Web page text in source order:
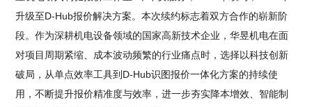
升级至D-Hub报价解决方案。本次续约标志着双方合作的崭新阶
段。作为深耕机电设备领域的国家高新技术企业，华昱机电在面
对项目周期紧缩、成本波动频繁的行业痛点时，选择以科技创新
破局，从单点效率工具到D-Hub识图报价一体化方案的持续使
用，不断提升报价精准度与效率，进一步夯实降本增效、智能制